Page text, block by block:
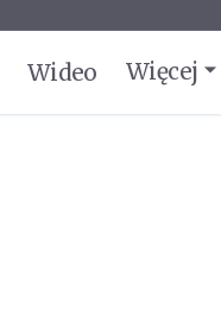
Wideo Więcej